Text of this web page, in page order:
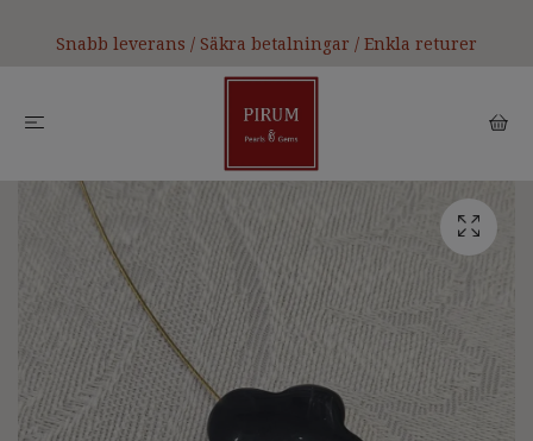
Snabb leverans / Säkra betalningar / Enkla returer